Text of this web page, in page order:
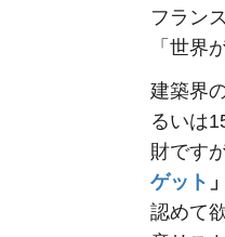
フラン
「世界
建築界
るいは
財です
ゲット
認めて